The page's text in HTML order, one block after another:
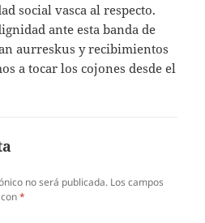
social vasca al respecto.
ante esta banda de
aurreskus y recibimientos
a tocar los cojones desde el
no será publicada. Los campos
con*